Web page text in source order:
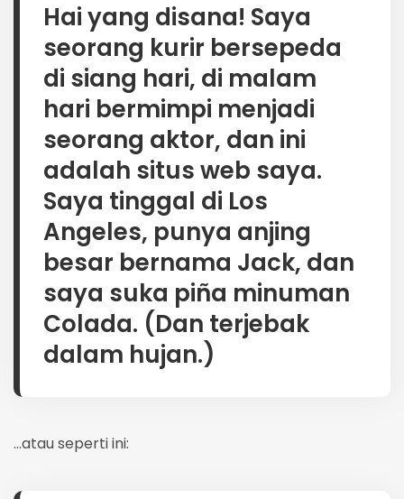
Hai yang disana! Saya
seorang kurir bersepeda
di siang hari, di malam
hari bermimpi menjadi
seorang aktor, dan ini
adalah situs web saya.
Saya tinggal di Los
Angeles, punya anjing
besar bernama Jack, dan
saya suka piña minuman
Colada. (Dan terjebak
dalam hujan.)
…atau seperti ini: